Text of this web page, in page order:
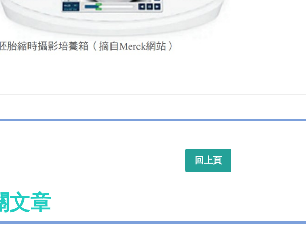
回上頁
文章